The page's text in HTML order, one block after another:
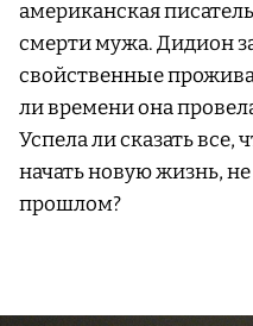
американская
смерти мужа. Дидион
свойственные
ли времени она
Успела ли сказать все,
начать новую жизнь,
прошлом?